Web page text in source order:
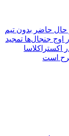
حال حاضر بدون تیم
اوج جنجال‌ها تمجید
اکستراکلاسا
است